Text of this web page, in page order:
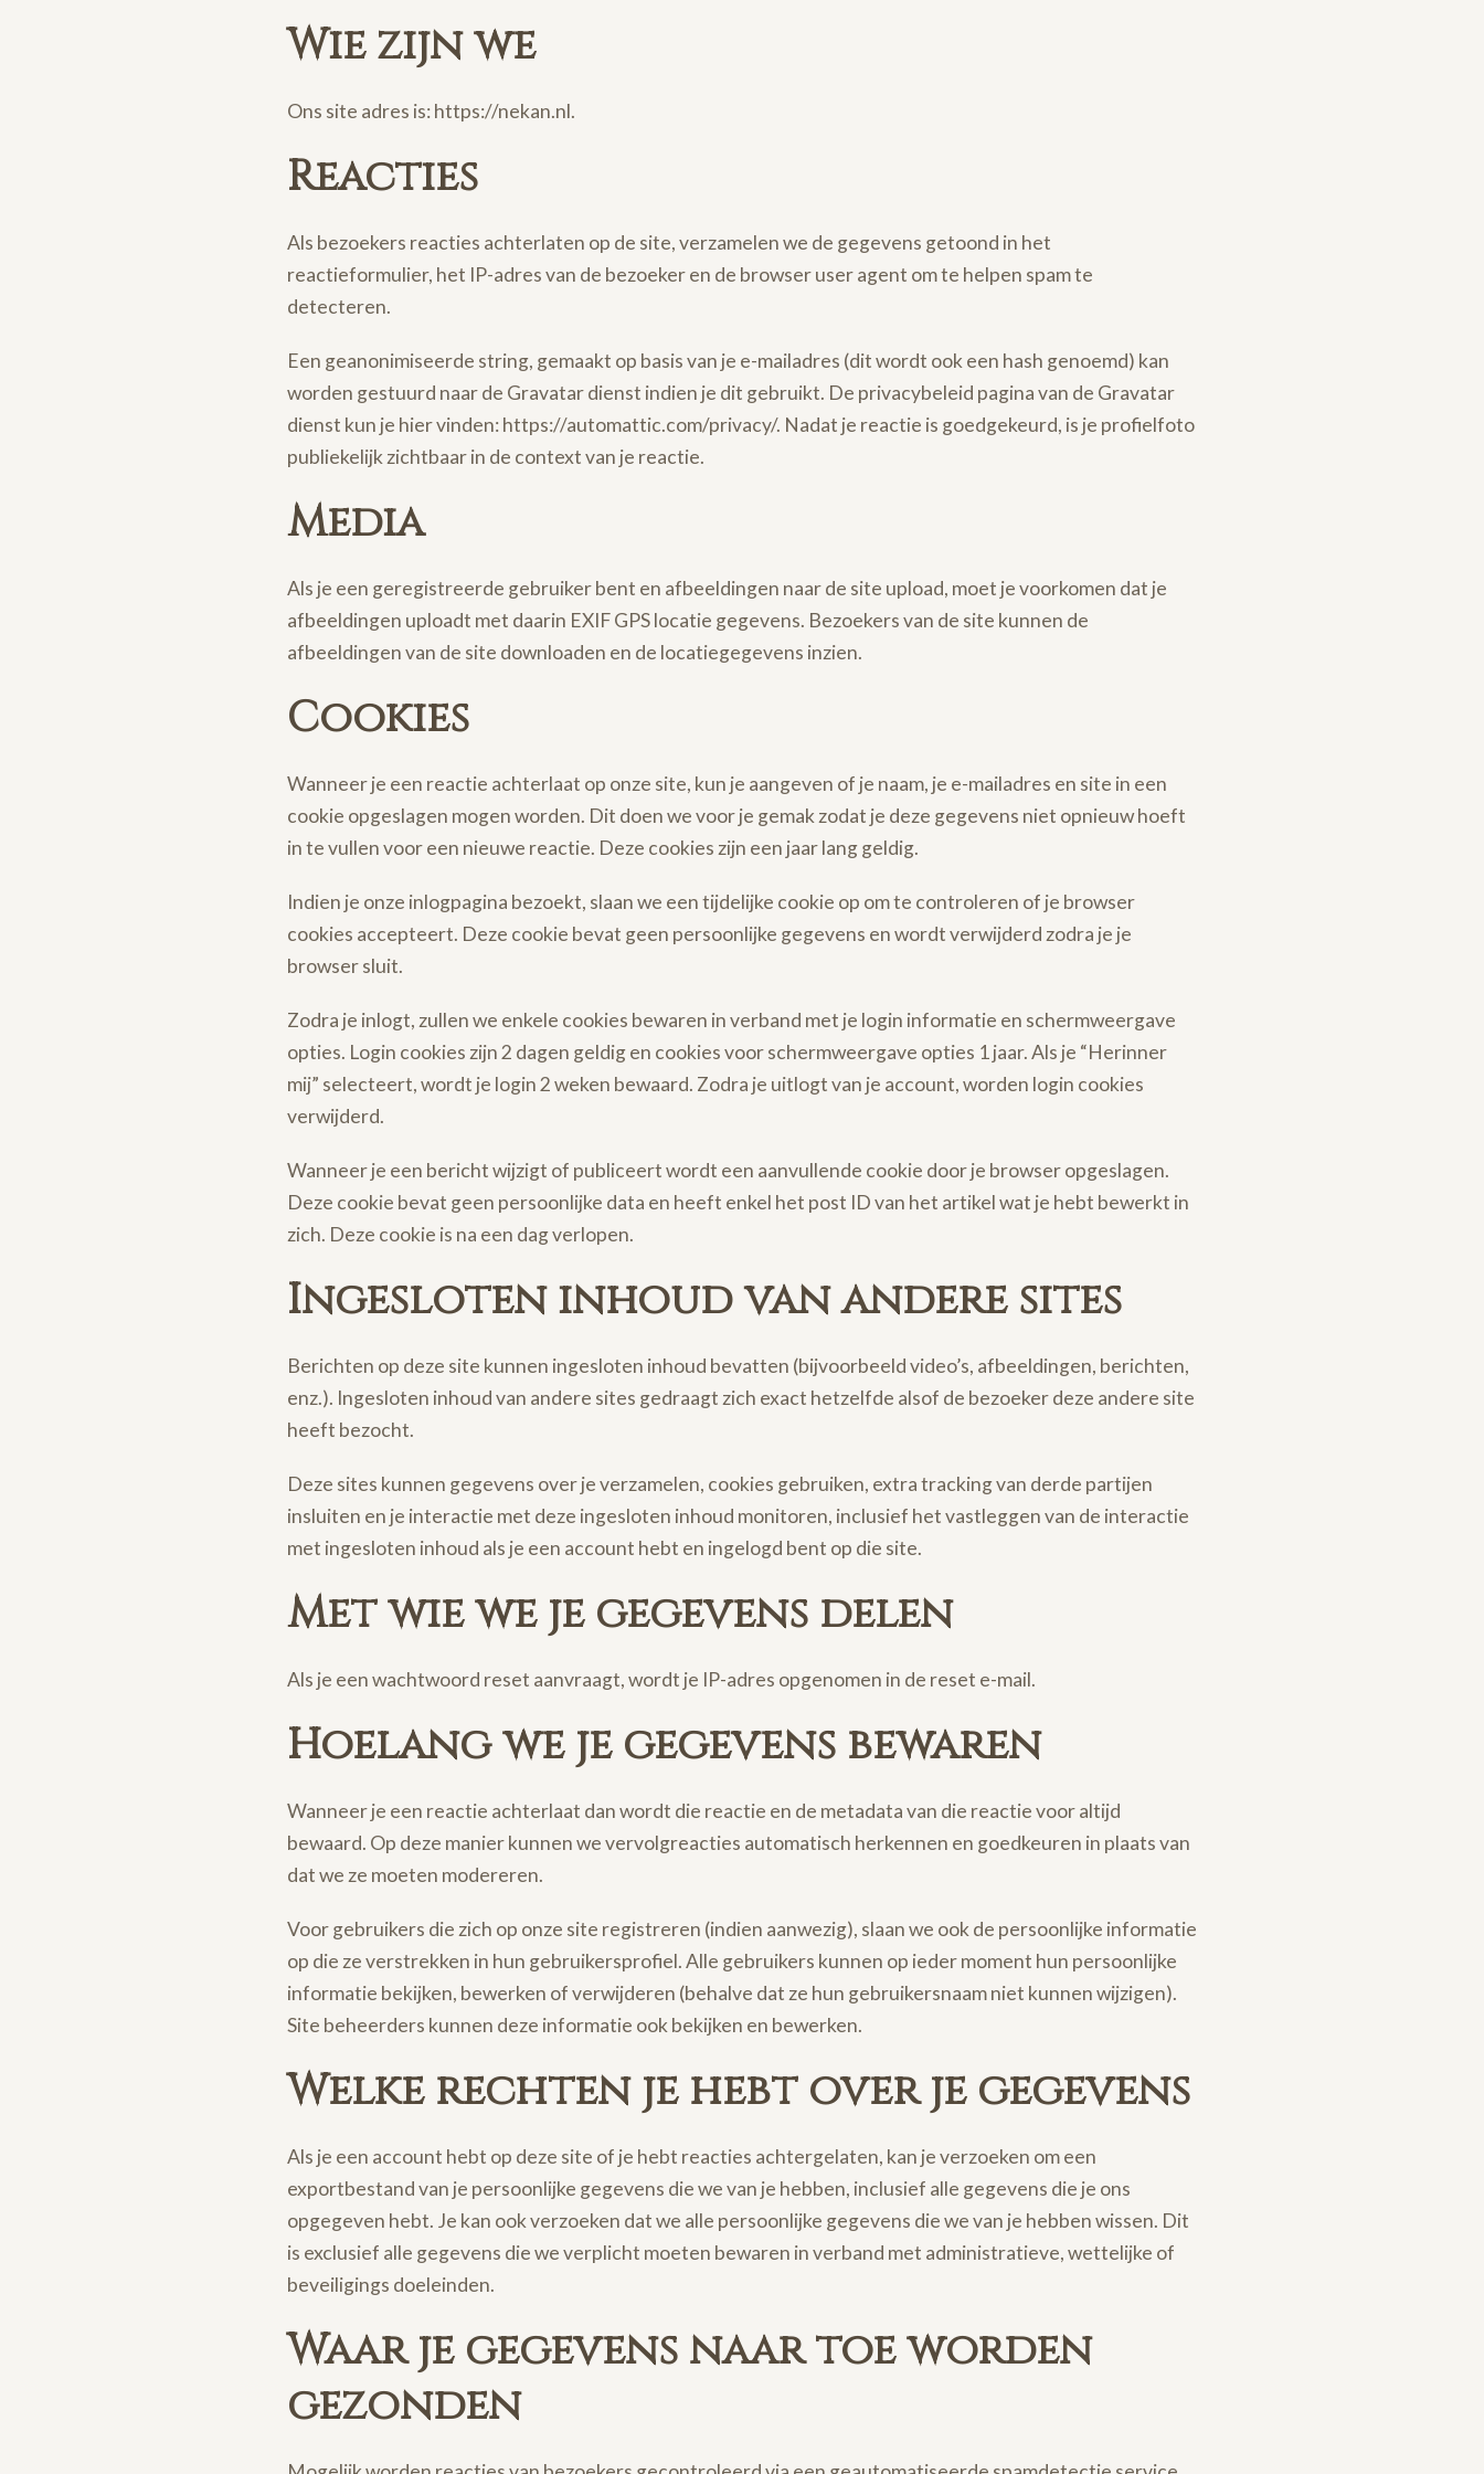
Wie zijn we
Ons site adres is: https://nekan.nl.
Reacties
Als bezoekers reacties achterlaten op de site, verzamelen we de gegevens getoond in het
reactieformulier, het IP-adres van de bezoeker en de browser user agent om te helpen spam te
detecteren.
Een geanonimiseerde string, gemaakt op basis van je e-mailadres (dit wordt ook een hash genoemd) kan
worden gestuurd naar de Gravatar dienst indien je dit gebruikt. De privacybeleid pagina van de Gravatar
dienst kun je hier vinden: https://automattic.com/privacy/. Nadat je reactie is goedgekeurd, is je profielfoto
publiekelijk zichtbaar in de context van je reactie.
Media
Als je een geregistreerde gebruiker bent en afbeeldingen naar de site upload, moet je voorkomen dat je
afbeeldingen uploadt met daarin EXIF GPS locatie gegevens. Bezoekers van de site kunnen de
afbeeldingen van de site downloaden en de locatiegegevens inzien.
Cookies
Wanneer je een reactie achterlaat op onze site, kun je aangeven of je naam, je e-mailadres en site in een
cookie opgeslagen mogen worden. Dit doen we voor je gemak zodat je deze gegevens niet opnieuw hoeft
in te vullen voor een nieuwe reactie. Deze cookies zijn een jaar lang geldig.
Indien je onze inlogpagina bezoekt, slaan we een tijdelijke cookie op om te controleren of je browser
cookies accepteert. Deze cookie bevat geen persoonlijke gegevens en wordt verwijderd zodra je je
browser sluit.
Zodra je inlogt, zullen we enkele cookies bewaren in verband met je login informatie en schermweergave
opties. Login cookies zijn 2 dagen geldig en cookies voor schermweergave opties 1 jaar. Als je “Herinner
mij” selecteert, wordt je login 2 weken bewaard. Zodra je uitlogt van je account, worden login cookies
verwijderd.
Wanneer je een bericht wijzigt of publiceert wordt een aanvullende cookie door je browser opgeslagen.
Deze cookie bevat geen persoonlijke data en heeft enkel het post ID van het artikel wat je hebt bewerkt in
zich. Deze cookie is na een dag verlopen.
Ingesloten inhoud van andere sites
Berichten op deze site kunnen ingesloten inhoud bevatten (bijvoorbeeld video’s, afbeeldingen, berichten,
enz.). Ingesloten inhoud van andere sites gedraagt zich exact hetzelfde alsof de bezoeker deze andere site
heeft bezocht.
Deze sites kunnen gegevens over je verzamelen, cookies gebruiken, extra tracking van derde partijen
insluiten en je interactie met deze ingesloten inhoud monitoren, inclusief het vastleggen van de interactie
met ingesloten inhoud als je een account hebt en ingelogd bent op die site.
Met wie we je gegevens delen
Als je een wachtwoord reset aanvraagt, wordt je IP-adres opgenomen in de reset e-mail.
Hoelang we je gegevens bewaren
Wanneer je een reactie achterlaat dan wordt die reactie en de metadata van die reactie voor altijd
bewaard. Op deze manier kunnen we vervolgreacties automatisch herkennen en goedkeuren in plaats van
dat we ze moeten modereren.
Voor gebruikers die zich op onze site registreren (indien aanwezig), slaan we ook de persoonlijke informatie
op die ze verstrekken in hun gebruikersprofiel. Alle gebruikers kunnen op ieder moment hun persoonlijke
informatie bekijken, bewerken of verwijderen (behalve dat ze hun gebruikersnaam niet kunnen wijzigen).
Site beheerders kunnen deze informatie ook bekijken en bewerken.
Welke rechten je hebt over je gegevens
Als je een account hebt op deze site of je hebt reacties achtergelaten, kan je verzoeken om een
exportbestand van je persoonlijke gegevens die we van je hebben, inclusief alle gegevens die je ons
opgegeven hebt. Je kan ook verzoeken dat we alle persoonlijke gegevens die we van je hebben wissen. Dit
is exclusief alle gegevens die we verplicht moeten bewaren in verband met administratieve, wettelijke of
beveiligings doeleinden.
Waar je gegevens naar toe worden
gezonden